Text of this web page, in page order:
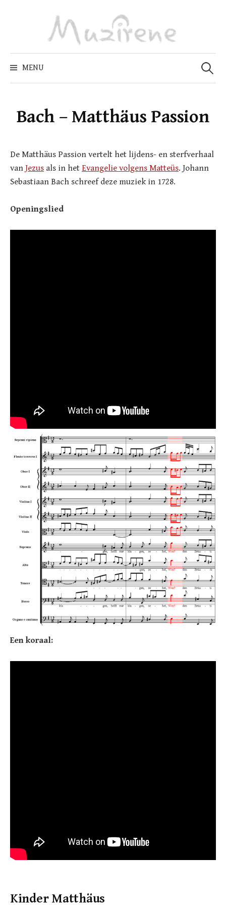
MENU
Zoeken
naar:
Bach – Matthäus Passion
De Matthäus Passion vertelt het lijdens- en sterfverhaal
van Jezus als in het Evangelie volgens Matteüs. Johann
Sebastiaan Bach schreef deze muziek in 1728.
Openingslied
Een koraal:
Kinder Matthäus